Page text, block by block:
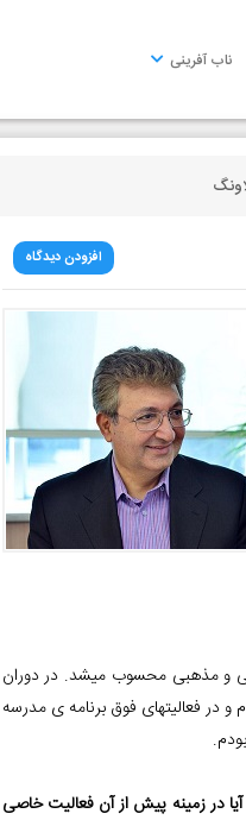
ناب آفرینی
افزودن دیدگاه
علمی و مذهبی محسوب میشد. در دوران
و در فعالیتهای فوق برنامه ی مدرسه
در زمینه پیش از آن فعالیت خاصی